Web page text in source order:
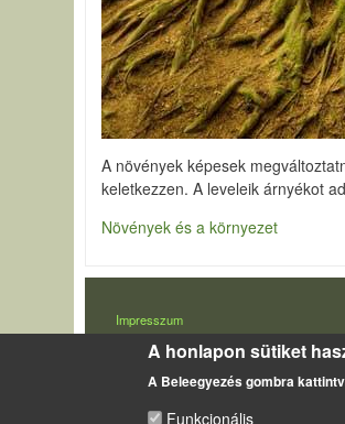
A növények képesek
keletkezzen. A leveleik árnyékot
Növények és a környezet
LÁBLÉC
Impresszum
Sütikezelési szabályzat
A honlapon sütiket
A Beleegyezés gombra
Funkcionális